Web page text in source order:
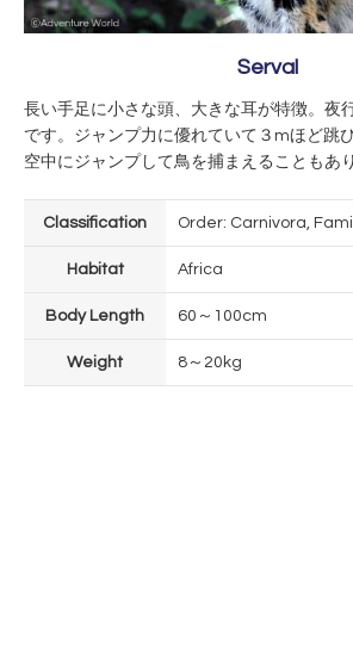
Serval
長い手足に小さな頭、大きな耳が特徴。夜
です。ジャンプ力に優れていて３mほど跳
空中にジャンプして鳥を捕まえることもあ
Classification Order: Carnivora,
Habitat Africa
Body Length 60～100cm
Weight 8～20kg